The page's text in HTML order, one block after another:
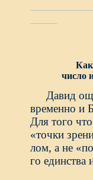
число
Давид
временно и
Для того
«точки
лом, а не
го единства